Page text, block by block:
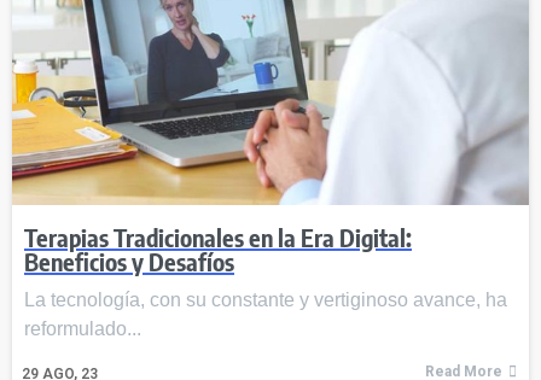
Terapias Tradicionales en la Era Digital:
Beneficios y Desafíos
29 AGO, 23
La tecnología, con su constante y vertiginoso avance, ha
reformulado...
Read More